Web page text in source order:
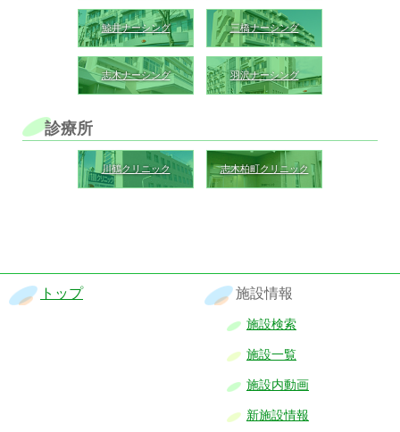
鯨井ナーシング 三橋ナーシング
志木ナーシング 羽沢ナーシング
診療所
川鶴クリニック 志木柏町クリニック
トップ 施設情報
施設検索
施設一覧
施設内動画
新施設情報